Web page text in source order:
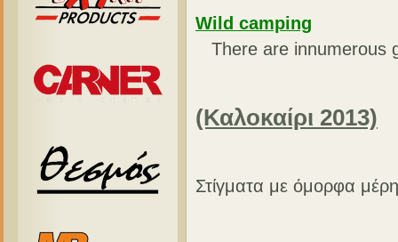
Wild camping
There are innumerous
(Καλοκαίρι 2013)
Στίγματα με όμορφα